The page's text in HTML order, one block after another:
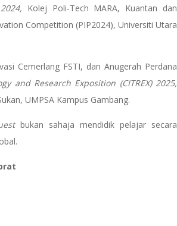
Kolej Poli-Tech MARA, Kuantan dan
Competition (PIP2024), Universiti Utara
Cemerlang FSTI, dan Anugerah Perdana
and Research Exposition (CITREX) 2025,
UMPSA Kampus Gambang.
bukan sahaja mendidik pelajar secara